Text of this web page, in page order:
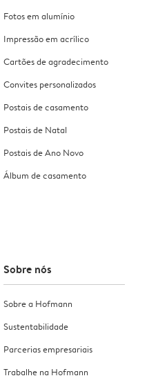
Fotos em alumínio
Impressão em acrílico
Cartões de agradecimento
Convites personalizados
Postais de casamento
Postais de Natal
Postais de Ano Novo
Álbum de casamento
Sobre nós
Sobre a Hofmann
Sustentabilidade
Parcerias empresariais
Trabalhe na Hofmann